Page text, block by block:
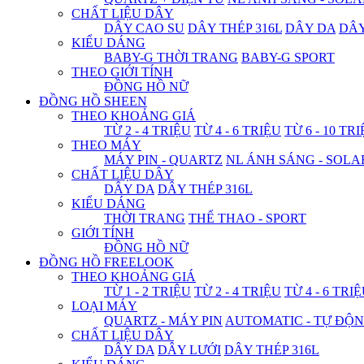
CHẤT LIỆU DÂY
DÂY CAO SU DÂY THÉP 316L DÂY DA
KIỂU DÁNG
BABY-G THỜI TRANG BABY-G SPORT
THEO GIỚI TÍNH
ĐỒNG HỒ NỮ
ĐỒNG HỒ SHEEN
THEO KHOẢNG GIÁ
TỪ 2 - 4 TRIỆU TỪ 4 - 6 TRIỆU TỪ 6 - 10
THEO MÁY
MÁY PIN - QUARTZ NL ÁNH SÁNG -
CHẤT LIỆU DÂY
DÂY DA DÂY THÉP 316L
KIỂU DÁNG
THỜI TRANG THỂ THAO - SPORT
GIỚI TÍNH
ĐỒNG HỒ NỮ
ĐỒNG HỒ FREELOOK
THEO KHOẢNG GIÁ
TỪ 1 - 2 TRIỆU TỪ 2 - 4 TRIỆU TỪ 4 - 6
LOẠI MÁY
QUARTZ - MÁY PIN AUTOMATIC - TỰ
CHẤT LIỆU DÂY
DÂY DA DÂY LƯỚI DÂY THÉP 316L